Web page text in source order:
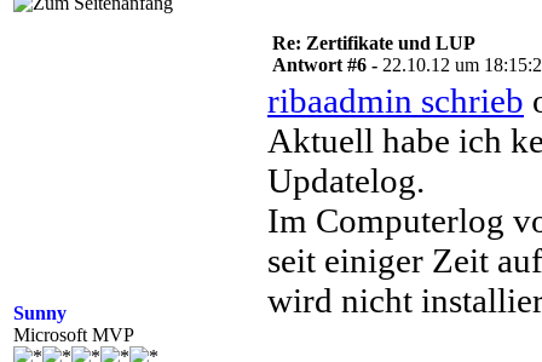
Sunny
Microsoft MVP
Re: Zertifikate und LUP
Antwort #6 - 22.10.12 um
ribaadmin schrieb
Aktuell habe ich
Updatelog.
Im Computerlog
seit einiger Zeit
wird nicht